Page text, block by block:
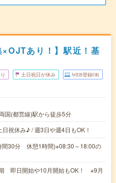
あり！】駅近！基
土日祝日が休み WEB登録OK
国(都営線)駅から徒歩5分
祝休み♪ / 週3日や週4日もOK！
間30分 休憩1時間)※08:30～18:00の
即日開始や10月開始もOK！ ※9月